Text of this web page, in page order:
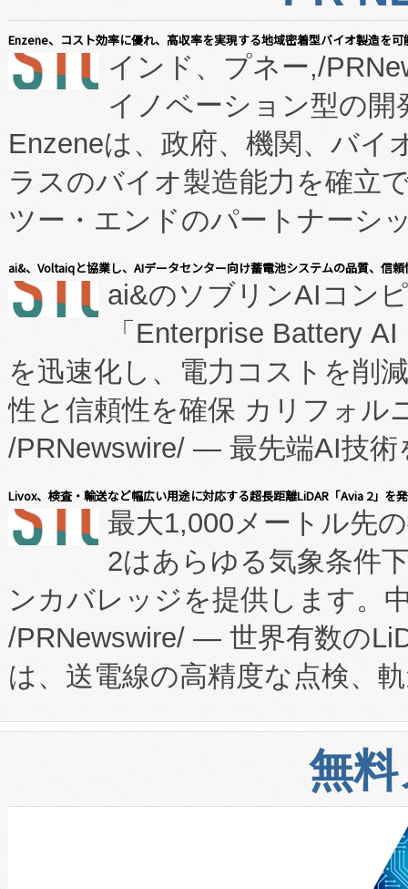
Enzene、コスト効率に優れ、高収率を実現する地域密着型バイオ製造を
インド、プネー,/
イノベーション型の
Enzeneは、政府、機関、バイ
ラスのバイオ製造能力を確立
ツー・エンドのパートナーシ
表しました。 同社の実績ある
manufacturing™ (FCCM™) プ
たNeXは、バイオ医薬品製造
従来のフェッドバッチ施設の
に、患者やサプライチェーン
キー方式で拡張性が高く、持
す。FCCM‑を活用した現地生
患者にとっての費用負担を大
のアクセスを大幅に拡大する
Fully-Connected Continuous
プログラムには、施設設計・
に関する技術移転および知的
構造化トレーニングカリキュ
上げおよび商用化段階におけ
設備整備および立ち上げ調整
加組織は、Enzeneのバイオ
選定された製品について、自
ai&、Voltaiqと協業し、AIデータセンター向け蓄電池システムの品質、信
ai&のソブリンAIコン
「Enterprise Battery
を迅速化し、電力コストを削
性と信頼性を確保 カリフォル
/PRNewswire/ — 最先端AI技術
会社エーアイ・アンド：本社
President原信平）と、エンタ
ードするVoltaiqは、日本にあ
ーエネルギー貯蔵システム（
た。 Voltaiq独自のAI搭載プラ
定、統合、導入、運用に至る
安全性を追跡し、確保する事
増加しているデータセンター
る電力網に大きな負担をかけ
事業者の負担軽減という課題
系統連系を迅速にし、ピーク
Livox、検査・輸送など幅広い用途に対応する超長距離LiDAR「Avia 2」を
最大1,000メートル先
2はあらゆる気象条件
ンカバレッジを提供します。
/PRNewswire/ — 世界有数の
は、送電線の高精度な点検、
や穀物倉庫におけるバルク材
リューション「Avia 2」を発
したAvia 2は、1,000メート
狭視野のFOVを切り替えるこ
ケーブル、枝などの細かな対
無